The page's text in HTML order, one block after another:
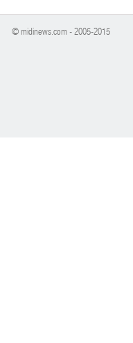
© midinews.com - 2005-2015